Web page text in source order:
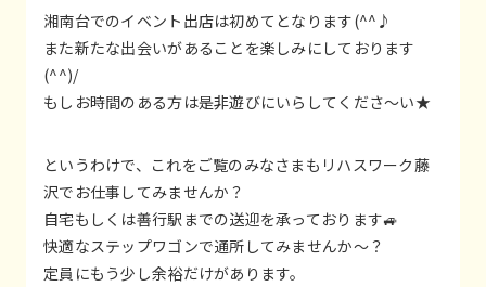
湘南台でのイベント出店は初めてとなります(^^♪
また新たな出会いがあることを楽しみにしております
(^^)/
もしお時間のある方は是非遊びにいらしてくださ～い★
というわけで、これをご覧のみなさまもリハスワーク藤
沢でお仕事してみませんか？
自宅もしくは善行駅までの送迎を承っております🚙
快適なステップワゴンで通所してみませんか～？
定員にもう少し余裕だけがあります。